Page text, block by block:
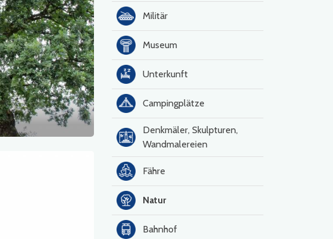
Militär
Museum
Unterkunft
Campingplätze
Denkmäler, Skulpturen,
Wandmalereien
Fähre
Natur
Bahnhof